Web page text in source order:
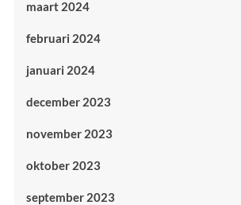
maart 2024
februari 2024
januari 2024
december 2023
november 2023
oktober 2023
september 2023